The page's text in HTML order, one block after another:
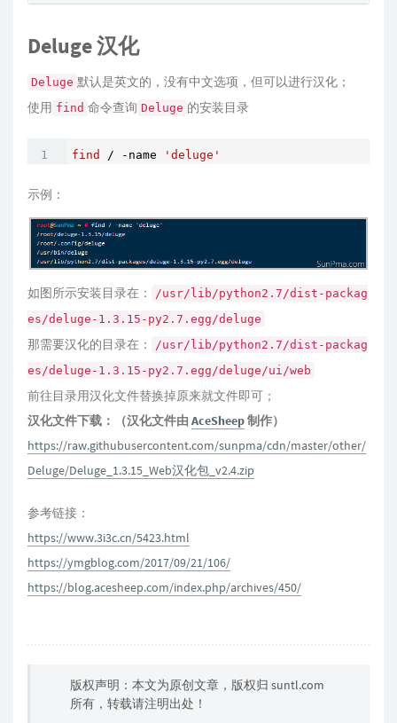
Deluge 汉化
Deluge 默认是英文的，没有中文选项，但可以进行汉化；
使用 find 命令查询 Deluge 的安装目录
find / -name 'deluge'
示例：
如图所示安装目录在：
/usr/lib/python2.7/dist-packag
es/deluge-1.3.15-py2.7.egg/deluge
那需要汉化的目录在：
/usr/lib/python2.7/dist-packag
es/deluge-1.3.15-py2.7.egg/deluge/ui/web
前往目录用汉化文件替换掉原来就文件即可；
汉化文件下载：（汉化文件由 AceSheep制作）
https://raw.githubusercontent.com/sunpma/cdn/master/other/
Deluge/Deluge_1.3.15_Web汉化包_v2.4.zip
参考链接：
https://www.3i3c.cn/5423.html
https://ymgblog.com/2017/09/21/106/
https://blog.acesheep.com/index.php/archives/450/
版权声明：本文为原创文章，版权归 suntl.com
所有，转载请注明出处！